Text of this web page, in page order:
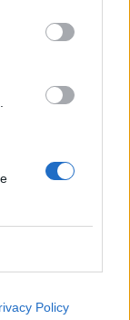
Policy
ξύλου στην